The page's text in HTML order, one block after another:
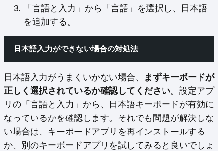
「言語と入力」から「言語」を選択し、日本語
を追加する。
日本語入力ができない場合の対処法
日本語入力がうまくいかない場合、
まずキーボードが
正しく選択されているか確認してください。設定アプ
リの「言語と入力」から、日本語キーボードが有効に
なっているかを確認します。それでも問題が解決しな
い場合は、キーボードアプリを再インストールする
か、別のキーボードアプリを試してみると良いでしょ